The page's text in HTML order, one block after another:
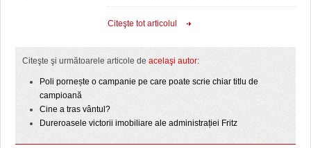
Citeşte tot articolul
Citeşte şi următoarele articole de acelaşi autor:
Poli pornește o campanie pe care poate scrie chiar titlu de
campioană
Cine a tras vântul?
Dureroasele victorii imobiliare ale administrației Fritz